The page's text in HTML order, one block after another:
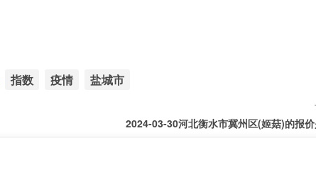
指数 疫情 盐城市
2024-03-30河北衡水市冀州区(姬菇)的报